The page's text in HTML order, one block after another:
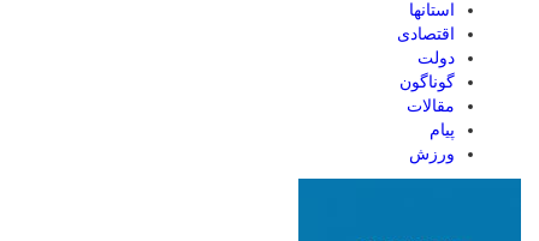
استانها
اقتصادی
دولت
گوناگون
مقالات
پیام
ورزش